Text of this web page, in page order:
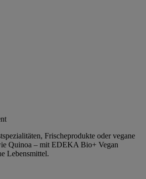
Frischeprodukte oder vegane
Quinoa – mit EDEKA Bio+ Vegan
Lebensmittel.